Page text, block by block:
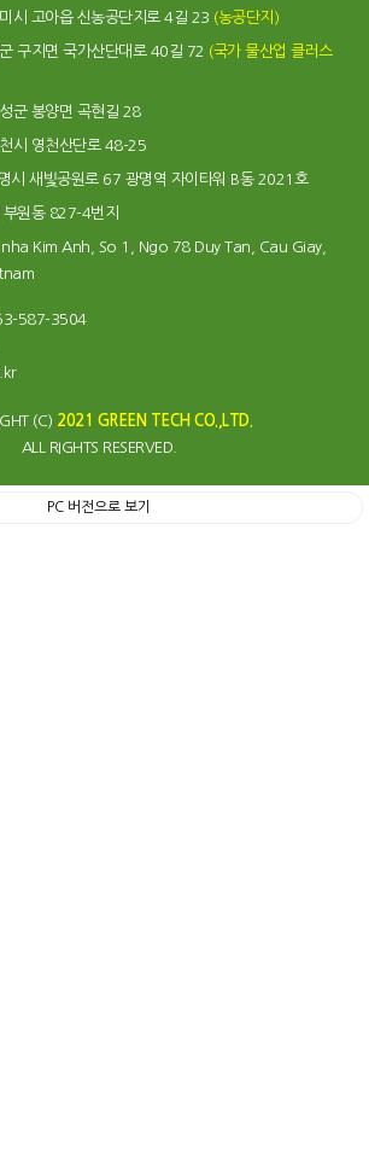
시 고아읍 신농공단지로 4길 23 (농공단지)
구지면 국가산단대로 40길 72 (국가 물산업 클러스
군 봉양면 곡현길 28
시 영천산단로 48-25
시 새빛공원로 67 광명역 자이타워 B동 2021호
부원동 827-4번지
Kim Anh, So 1, Ngo 78 Duy Tan, Cau Giay,
587-3504
(C) 2021 GREEN TECH CO.,LTD.
ALL RIGHTS RESERVED.
PC 버전으로 보기